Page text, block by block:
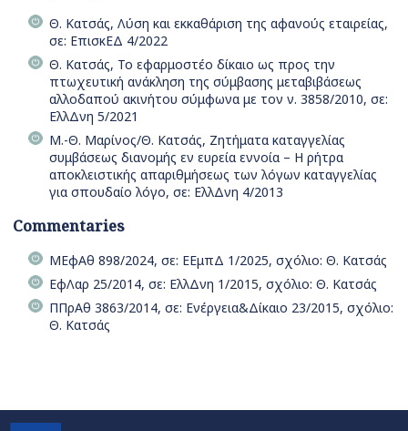
Θ. Κατσάς, Λύση και εκκαθάριση της αφανούς εταιρείας,
σε: ΕπισκΕΔ 4/2022
Θ. Κατσάς, Το εφαρμοστέο δίκαιο ως προς την
πτωχευτική ανάκληση της σύμβασης μεταβιβάσεως
αλλοδαπού ακινήτου σύμφωνα με τον ν. 3858/2010, σε:
ΕλλΔνη 5/2021
Μ.-Θ. Μαρίνος/Θ. Κατσάς, Ζητήματα καταγγελίας
συμβάσεως διανομής εν ευρεία εννοία – Η ρήτρα
αποκλειστικής απαριθμήσεως των λόγων καταγγελίας
για σπουδαίο λόγο, σε: ΕλλΔνη 4/2013
Commentaries
ΜΕφΑθ 898/2024, σε: ΕΕμπΔ 1/2025, σχόλιο: Θ. Κατσάς
ΕφΛαρ 25/2014, σε: ΕλλΔνη 1/2015, σχόλιο: Θ. Κατσάς
ΠΠρΑθ 3863/2014, σε: Ενέργεια&Δίκαιο 23/2015, σχόλιο:
Θ. Κατσάς